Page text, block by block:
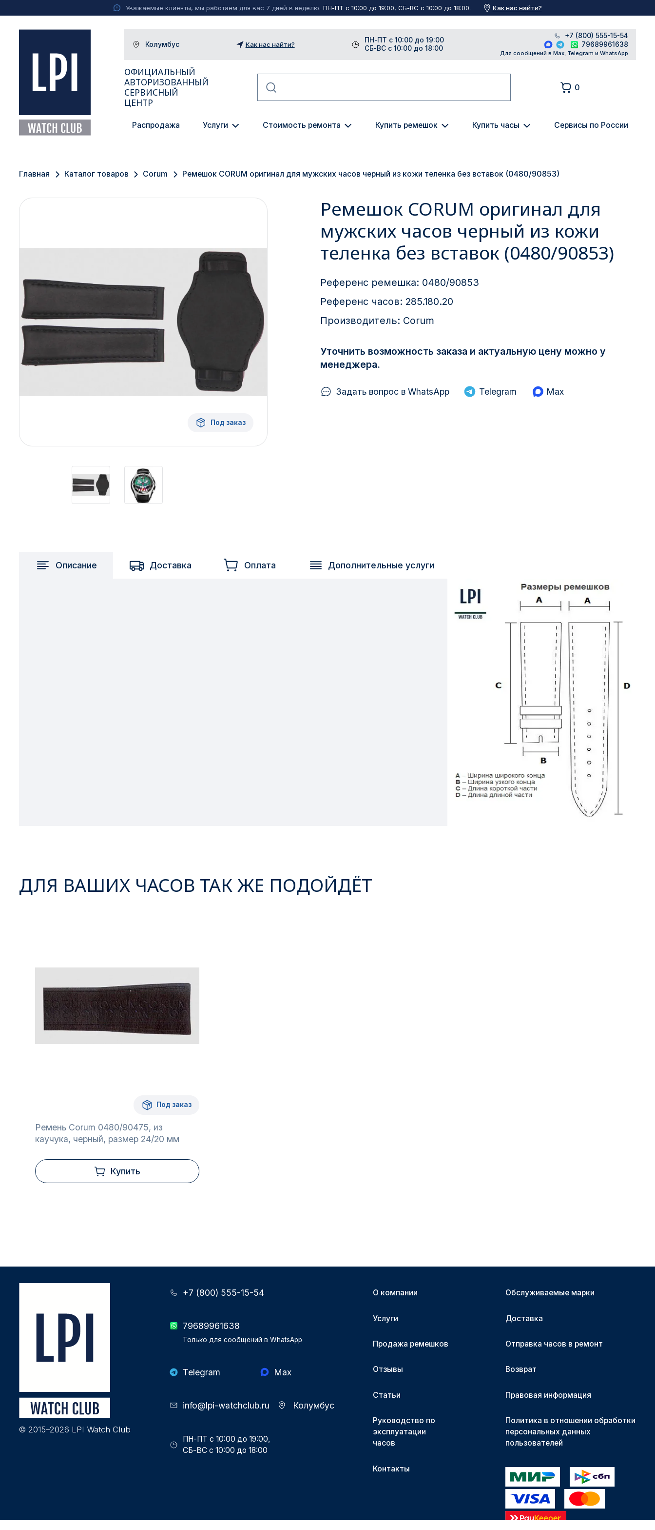
Уважаемые клиенты, мы работаем для вас 7 дней в неделю. ПН-ПТ с 10:00 до 19:00, СБ-ВС с 10:00 до 18:00. Как нас найти?
Колумбус
Санкт-Петербург
Новосибирск
Казань
Волгоград
Кемерово
Воронеж
3-й Участок
4-й Участок
Как нас найти?
ПН-ПТ с 10:00 до 19:00
СБ-ВС с 10:00 до 18:00
+7 (800) 555-15-54
79689961638
Для сообщений в Max, Telegram и WhatsApp
ОФИЦИАЛЬНЫЙ
АВТОРИЗОВАННЫЙ
СЕРВИСНЫЙ
ЦЕНТР
0
Распродажа Услуги Стоимость ремонта Купить ремешок Купить часы Сервисы по России
Главная Каталог товаров Corum Ремешок CORUM оригинал для мужских часов черный из кожи теленка без вставок (0480/90853)
Под заказ
Ремешок CORUM оригинал для
мужских часов черный из кожи
теленка без вставок (0480/90853)
Референс ремешка: 0480/90853
Референс часов: 285.180.20
Производитель: Corum
Уточнить возможность заказа и актуальную цену можно у
менеджера.
Задать вопрос в WhatsApp Telegram Max
Описание Доставка Оплата Дополнительные услуги
ДЛЯ ВАШИХ ЧАСОВ ТАК ЖЕ ПОДОЙДЁТ
Под заказ
Ремень Corum 0480/90475, из
каучука, черный, размер 24/20 мм
Купить
© 2015–2026 LPI Watch Club
+7 (800) 555-15-54
79689961638
Только для сообщений в WhatsApp
Telegram Max
info@lpi-watchclub.ru Колумбус
ПН-ПТ с 10:00 до 19:00,
СБ-ВС с 10:00 до 18:00
О компании
Услуги
Продажа ремешков
Отзывы
Статьи
Руководство по
эксплуатации
часов
Контакты
Обслуживаемые марки
Доставка
Отправка часов в ремонт
Возврат
Правовая информация
Политика в отношении обработки
персональных данных
пользователей